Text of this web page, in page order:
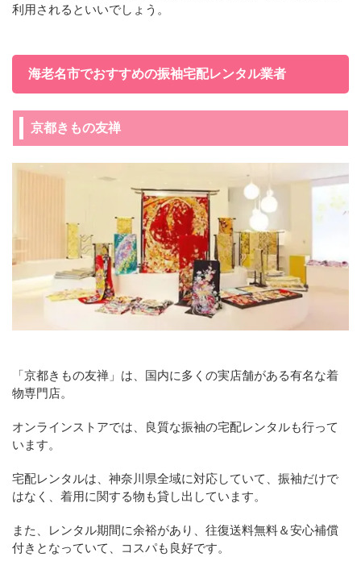
利用されるといいでしょう。
海老名市でおすすめの振袖宅配レンタル業者
京都きもの友禅
「京都きもの友禅」は、国内に多くの実店舗がある有名な着
物専門店。
オンラインストアでは、良質な振袖の宅配レンタルも行って
います。
宅配レンタルは、神奈川県全域に対応していて、振袖だけで
はなく、着用に関する物も貸し出しています。
また、レンタル期間に余裕があり、往復送料無料＆安心補償
付きとなっていて、コスパも良好です。